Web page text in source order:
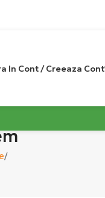
In Cont / Creeaza Cont